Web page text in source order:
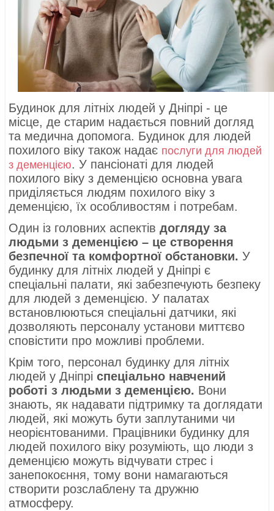
Будинок для літніх людей у ​​Дніпрі - це
місце, де старим надається повний догляд
та медична допомога. Будинок для людей
похилого віку також надає послуги для людей
з деменцією. У пансіонаті для людей
похилого віку з деменцією основна увага
приділяється людям похилого віку з
деменцією, їх особливостям і потребам.
Один із головних аспектівдогляду за
людьми з деменцією – це створення
безпечної та комфортної обстановки. У
будинку для літніх людей у ​​Дніпрі є
спеціальні палати, які забезпечують безпеку
для людей з деменцією. У палатах
встановлюються спеціальні датчики, які
дозволяють персоналу установи миттєво
сповістити про можливі проблеми.
Крім того, персонал будинку для літніх
людей у ​​Дніпріспеціально навчений
роботі з людьми з деменцією. Вони
знають, як надавати підтримку та доглядати
людей, які можуть бути заплутаними чи
неорієнтованими. Працівники будинку для
людей похилого віку розуміють, що люди з
деменцією можуть відчувати стрес і
занепокоєння, тому вони намагаються
створити розслаблену та дружню
атмосферу.